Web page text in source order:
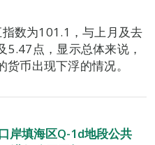
数为101.1，与上月及去
点，显示总体来说，
币出现下浮的情况。
岸填海区Q-1d地段公共